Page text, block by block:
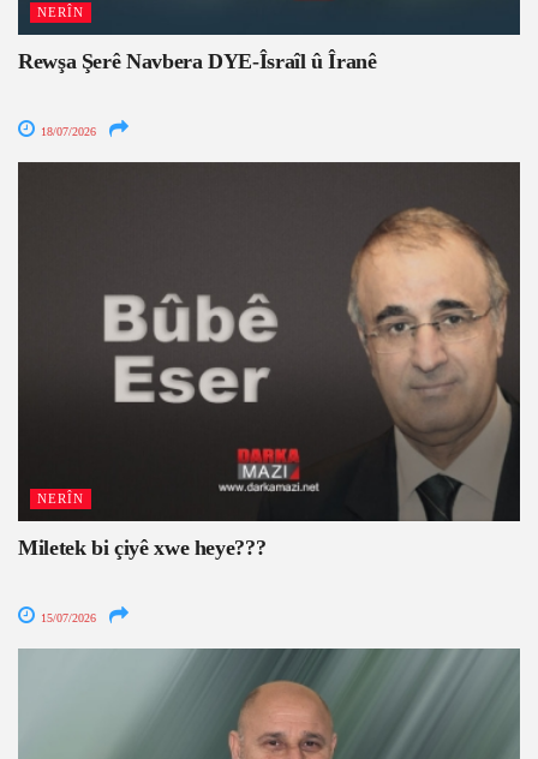
NERÎN
Rewşa Şerê Navbera DYE-Îsraîl û Îranê
18/07/2026
NERÎN
Miletek bi çiyê xwe heye???
15/07/2026